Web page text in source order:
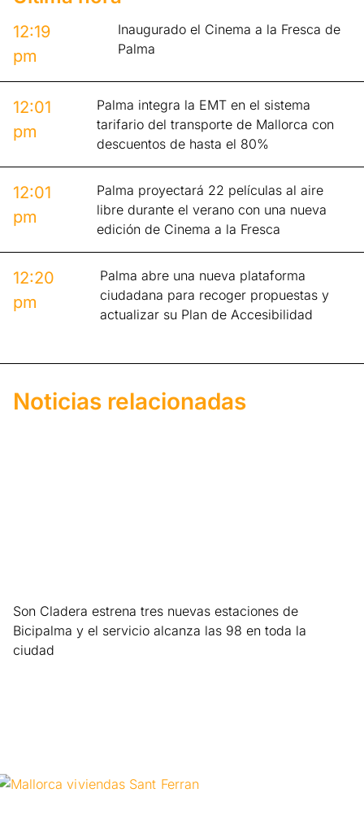
12:19
pm
Inaugurado el Cinema a la Fresca de
Palma
12:01
pm
Palma integra la EMT en el sistema
tarifario del transporte de Mallorca con
descuentos de hasta el 80%
12:01
pm
Palma proyectará 22 películas al aire
libre durante el verano con una nueva
edición de Cinema a la Fresca
12:20
pm
Palma abre una nueva plataforma
ciudadana para recoger propuestas y
actualizar su Plan de Accesibilidad
Noticias relacionadas
Son Cladera estrena tres nuevas estaciones de
Bicipalma y el servicio alcanza las 98 en toda la
ciudad